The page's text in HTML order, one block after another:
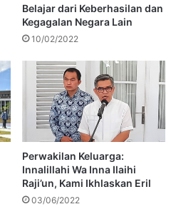
Belajar dari Keberhasilan dan
Kegagalan Negara Lain
10/02/2022
Perwakilan Keluarga:
Innalillahi Wa Inna Ilaihi
Raji’un, Kami Ikhlaskan Eril
03/06/2022